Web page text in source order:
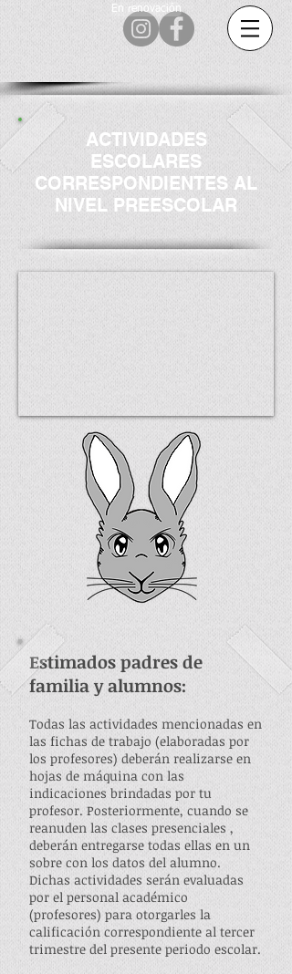
En renovación
ACTIVIDADES
ESCOLARES
CORRESPONDIENTES AL
NIVEL PREESCOLAR
Estimados padres de
familia y alumnos:
Todas las actividades mencionadas en
las fichas de trabajo (elaboradas por
los profesores) deberán realizarse en
hojas de máquina con las
indicaciones brindadas por tu
profesor. Posteriormente, cuando se
reanuden las clases presenciales ,
deberán entregarse todas ellas en un
sobre con los datos del alumno.
Dichas actividades serán evaluadas
por el personal académico
(profesores) para otorgarles la
calificación correspondiente al tercer
trimestre del presente periodo escolar.